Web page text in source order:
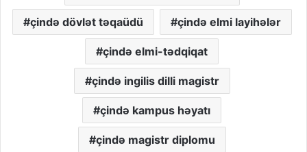
çində dövlət təqaüdü çində elmi layihələr
çində elmi-tədqiqat
çində ingilis dilli magistr
çində kampus həyatı
çində magistr diplomu